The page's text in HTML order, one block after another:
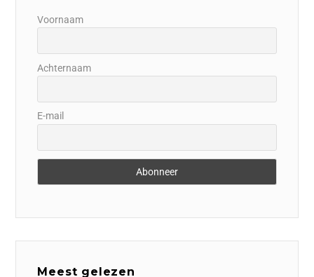
Voornaam
Achternaam
E-mail
Meest gelezen